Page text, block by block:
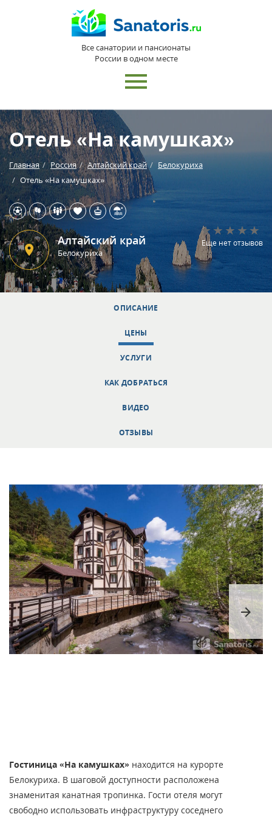
Все санатории и пансионаты
России в одном месте
Отель «На камушках»
Главная Россия Алтайский край
Белокуриха
Отель «На камушках»
Алтайский край
Белокуриха
Еще нет отзывов
ОПИСАНИЕ
ЦЕНЫ
УСЛУГИ
КАК ДОБРАТЬСЯ
ВИДЕО
ОТЗЫВЫ
arrow_forward
Гостиница «На камушках» находится на курорте
Белокуриха. В шаговой доступности расположена
знаменитая канатная тропинка. Гости отеля могут
свободно использовать инфраструктуру соседнего